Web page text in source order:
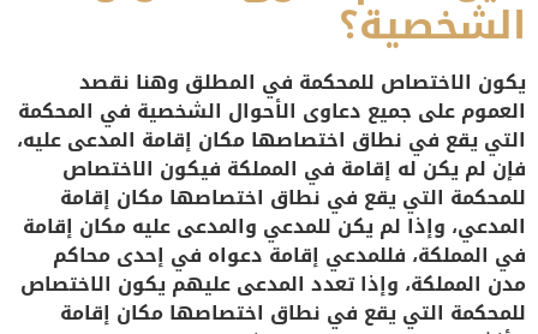
الشخصية؟
يكون الاختصاص للمحكمة في المطلق وهنا نقصد
العموم على جميع دعاوى الأحوال الشخصية في المحكمة
التي يقع في نطاق اختصاصها مكان إقامة المدعى عليه،
فإن لم يكن له إقامة في المملكة فيكون الاختصاص
للمحكمة التي يقع في نطاق اختصاصها مكان إقامة
المدعي، وإذا لم يكن للمدعي والمدعى عليه مكان إقامة
في المملكة، فللمدعي إقامة دعواه في إحدى محاكم
مدن المملكة، وإذا تعدد المدعى عليهم يكون الاختصاص
للمحكمة التي يقع في نطاق اختصاصها مكان إقامة